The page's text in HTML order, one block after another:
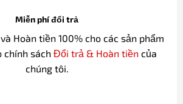
Miễn phí đổi trả
Hoàn tiền 100% cho các sản phẩm
chính sách Đổi trả & Hoàn tiềncủa
chúng tôi.